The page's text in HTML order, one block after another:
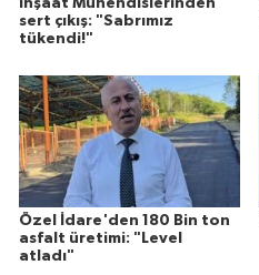
sert çıkış: "Sabrımız
tükendi!"
Özel İdare'den 180 Bin ton
asfalt üretimi: "Level
atladı"